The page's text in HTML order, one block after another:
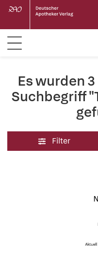
Es wurden
Suchbegriff
Filter